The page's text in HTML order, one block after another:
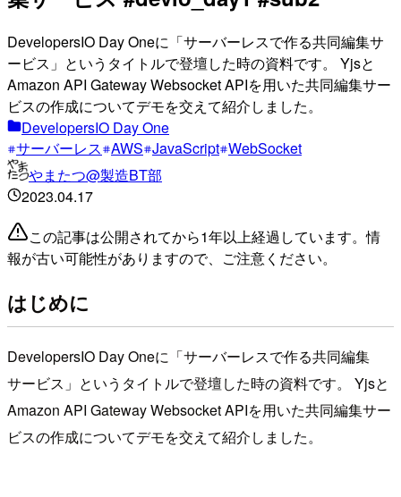
DevelopersIO Day Oneに「サーバーレスで作る共同編集サ
ービス」というタイトルで登壇した時の資料です。 Yjsと
Amazon API Gateway Websocket APIを用いた共同編集サー
ビスの作成についてデモを交えて紹介しました。
DevelopersIO Day One
サーバーレス AWS JavaScript WebSocket
やまたつ@製造BT部
2023.04.17
この記事は公開されてから1年以上経過しています。情
報が古い可能性がありますので、ご注意ください。
はじめに
DevelopersIO Day Oneに「サーバーレスで作る共同編集
サービス」というタイトルで登壇した時の資料です。 Yjsと
Amazon API Gateway Websocket APIを用いた共同編集サー
ビスの作成についてデモを交えて紹介しました。